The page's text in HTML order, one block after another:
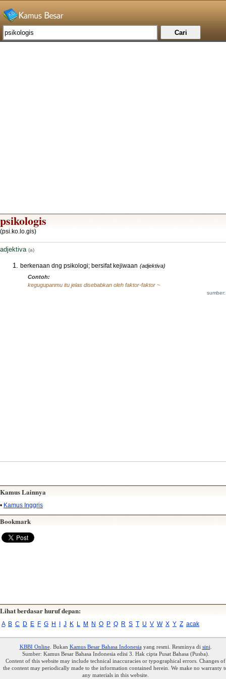
psikologis
(psi.ko.lo.gis)
adjektiva (a)
berkenaan dng psikologi; bersifat kejiwaan (adjektiva)
Contoh:
kegugupanmu itu jelas disebabkan oleh faktor-faktor ~
Kamus Lainnya
• Kamus Inggris
Bookmark
Lihat berdasar huruf depan:
A B C D E F G H I J K L M N O P Q R S T U V W X Y Z acak
KBBI Online. Bukan Kamus Besar Bahasa Indonesiayang resmi. Resminya di sini
Sumber: Kamus Besar Bahasa Indonesia edisi 3. Hak cipta Pusat Bahasa (Pusba).
Content of this website may include technical inaccuracies or typographical errors. Changes of
the content may periodically made to the information contained herein. We make no warranty
any materials in this website.